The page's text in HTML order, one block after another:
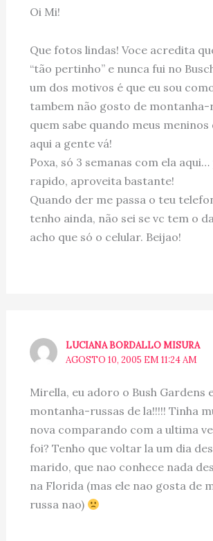
Oi Mi!
Que fotos lindas! Voce acredita
“tão pertinho” e nunca fui no
um dos motivos é que eu sou
tambem não gosto de montanha-
quem sabe quando meus
aqui a gente vá!
Poxa, só 3 semanas com ela
rapido, aproveita bastante!
Quando der me passa o teu
tenho ainda, não sei se vc tem o
acho que só o celular. Beijao!
LUCIANA BORDALLO MISURA
AGOSTO 10, 2005 EM 11:24 AM
Mirella, eu adoro o Bush Gardens
montanha-russas de la!!!!! Tinha
nova comparando com a ultima
foi? Tenho que voltar la um dia
marido, que nao conhece nada
na Florida (mas ele nao gosta de
russa nao)